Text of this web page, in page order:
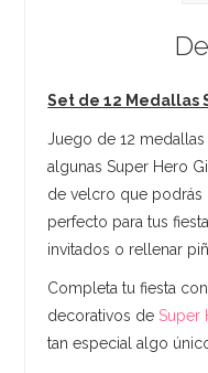
Set de 12 Medallas
Juego de 12
algunas Super Hero
de velcro que
perfecto para tus
invitados o rellenar
Completa tu fiesta
decorativos de Super
tan especial algo